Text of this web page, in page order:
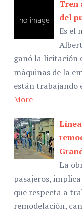
Tren
del
Es el
ganó la licitación
máquinas de la
están trabajando
More
La
pasajeros,
que respecta a
remodelación,